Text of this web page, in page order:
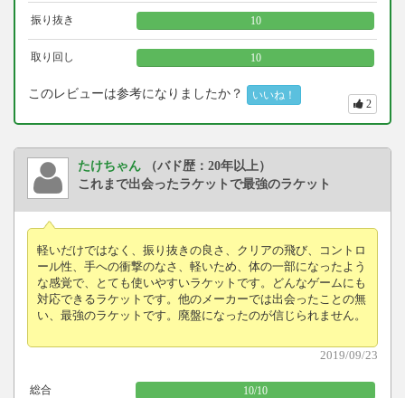
振り抜き 10
取り回し 10
このレビューは参考になりましたか？ いいね！
2
たけちゃん
（バド歴：20年以上）
これまで出会ったラケットで最強のラケット
軽いだけではなく、振り抜きの良さ、クリアの飛び、コントロ
ール性、手への衝撃のなさ、軽いため、体の一部になったよう
な感覚で、とても使いやすいラケットです。どんなゲームにも
対応できるラケットです。他のメーカーでは出会ったことの無
い、最強のラケットです。廃盤になったのが信じられません。
2019/09/23
総合 10/10